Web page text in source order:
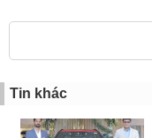
Tin khác